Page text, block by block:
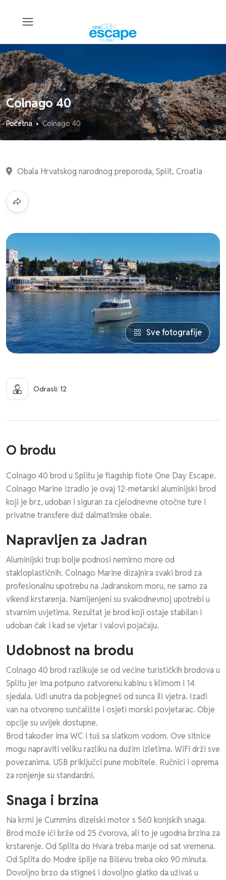
Colnago 40
Početna Colnago 40
Obala Hrvatskog narodnog preporoda, Split, Croatia
Sve fotografije
Odrasli: 12
O brodu
Colnago 40 brod u Splitu je flagship flote One Day Escape.
Colnago Marine izradio je ovaj 12-metarski aluminijski brod
koji je brz, udoban i siguran za cjelodnevne otočne ture i
privatne transfere duž dalmatinske obale.
Napravljen za Jadran
Aluminijski trup bolje podnosi nemirno more od
stakloplastičnih. Colnago Marine dizajnira svaki brod za
profesionalnu upotrebu na Jadranskom moru, ne samo za
vikend krstarenja. Namijenjeni su svakodnevnoj upotrebi u
stvarnim uvjetima. Rezultat je brod koji ostaje stabilan i
udoban čak i kad se vjetar i valovi pojačaju.
Udobnost na brodu
Colnago 40 brod razlikuje se od većine turističkih brodova u
Splitu jer ima potpuno zatvorenu kabinu s klimom i 14
sjedala. Uđi unutra da pobjegneš od sunca ili vjetra. Izađi
van na otvoreno sunčalište i osjeti morski povjetarac. Obje
opcije su uvijek dostupne.
Brod također ima WC i tuš sa slatkom vodom. Ove sitnice
mogu napraviti veliku razliku na dužim izletima. WiFi drži sve
povezanima. USB priključci pune mobitele. Ručnici i oprema
za ronjenje su standardni.
Snaga i brzina
Na krmi je Cummins dizelski motor s 560 konjskih snaga.
Brod može ići brže od 25 čvorova, ali to je ugodna brzina za
krstarenje. Od Splita do Hvara treba manje od sat vremena.
Od Splita do Modre špilje na Biševu treba oko 90 minuta.
Dovoljno brzo da stigneš i dovoljno glatko da uživaš u